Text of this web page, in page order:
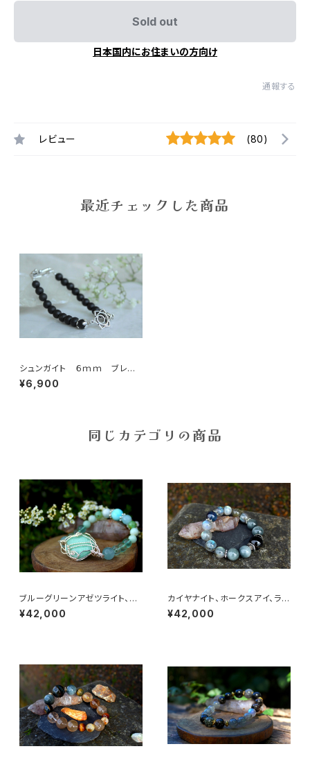
Sold out
日本国内にお住まいの方向け
通報する
レビュー (80)
最近チェックした商品
シュンガイト ６ｍｍ ブレス
レット A
¥6,900
同じカテゴリの商品
ブルーグリーンアゼツライト、ヘ
ミモルファイト、アマゾナイト
女性性、地球の愛と慈悲、心の
¥42,000
カイヤナイト、ホークスアイ、ラブ
ラドライト 鋭い直感力、決断力、
洞察力を磨き上げる
¥42,000